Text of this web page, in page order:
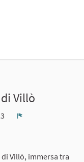
Villò
Villò, immersa tra